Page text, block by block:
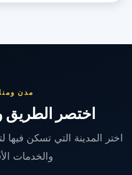
مدن
اختصر الطريق
اختر المدينة التي تسكن
والخدمات